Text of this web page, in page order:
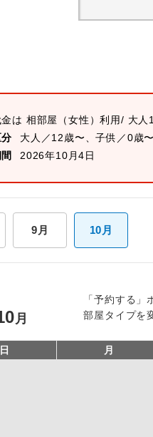
は 相部屋（女性）利用/ 大人
大人／12歳〜、子供／0歳
2026年10月4日
9月 10月
「予約する」
部屋タイプを
月
日 月